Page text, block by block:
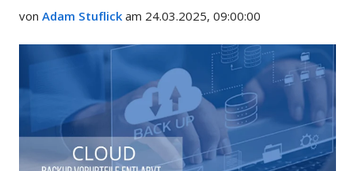
von Adam Stuflick am 24.03.2025, 09:00:00